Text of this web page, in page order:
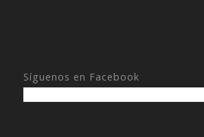
Síguenos en Facebook